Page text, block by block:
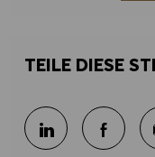
TEILE DIESE
Über